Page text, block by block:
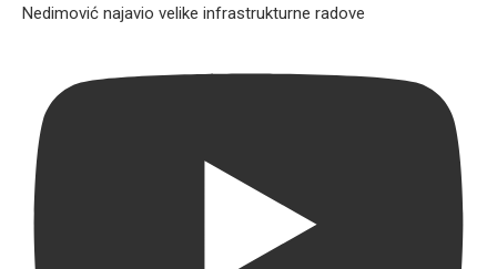
Nedimović najavio velike infrastrukturne radove